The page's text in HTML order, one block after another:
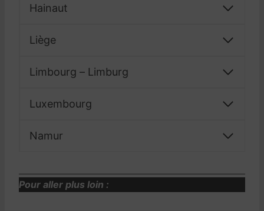
Hainaut
Liège
Limbourg – Limburg
Luxembourg
Namur
Pour aller plus loin :